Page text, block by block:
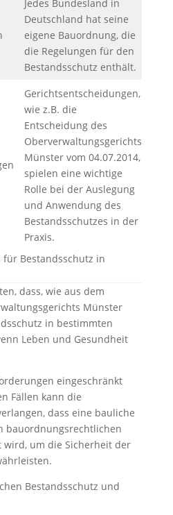
Jedes Bundesland in
Deutschland hat seine
eigene Bauordnung, die
die Regelungen für den
Bestandsschutz enthält.
Gerichtsentscheidungen,
wie z.B. die
Entscheidung des
Oberverwaltungsgerichts
Münster vom 04.07.2014,
spielen eine wichtige
Rolle bei der Auslegung
und Anwendung des
Bestandsschutzes in der
Praxis.
Bestandsschutz in
dass, wie aus dem
Münster
in bestimmten
Leben und Gesundheit
eingeschränkt
Fällen kann die
dass eine bauliche
bauordnungsrechtlichen
wird, um die Sicherheit der
Bestandsschutz und